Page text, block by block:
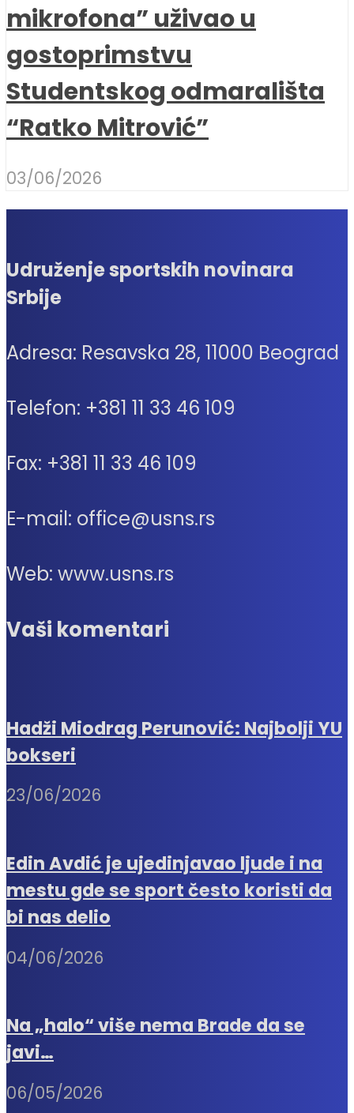
mikrofona” uživao u
gostoprimstvu
Studentskog odmarališta
“Ratko Mitrović”
03/06/2026
Udruženje sportskih novinara
Srbije
Adresa: Resavska 28, 11000 Beograd
Telefon: +381 11 33 46 109
Fax: +381 11 33 46 109
E-mail: office@usns.rs
Web: www.usns.rs
Vaši komentari
Hadži Miodrag Perunović: Najbolji YU
bokseri
23/06/2026
Edin Avdić je ujedinjavao ljude i na
mestu gde se sport često koristi da
bi nas delio
04/06/2026
Na „halo“ više nema Brade da se
javi…
06/05/2026